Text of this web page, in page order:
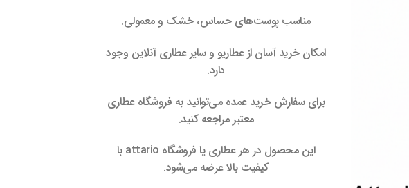
مناسب پوست‌های حساس، خشک و معمولی.
امکان خرید آسان از عطاریو و سایر عطاری آنلاین وجود
دارد.
برای سفارش خرید عمده می‌توانید به فروشگاه عطاری
معتبر مراجعه کنید.
این محصول در هر عطاری یا فروشگاه attario با
کیفیت بالا عرضه می‌شود.